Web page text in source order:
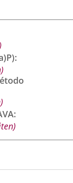
externa.